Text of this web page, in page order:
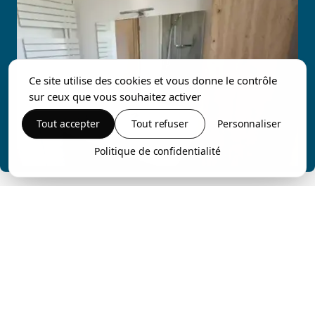
Ce site utilise des cookies et vous donne le contrôle
sur ceux que vous souhaitez activer
Tout accepter Tout refuser Personnaliser
Politique de confidentialité